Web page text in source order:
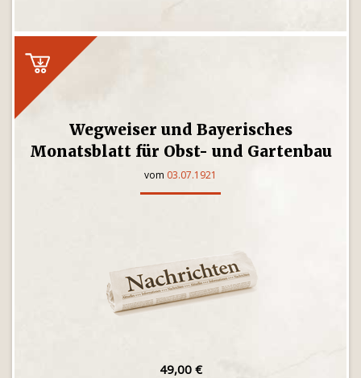
Wegweiser und Bayerisches
Monatsblatt für Obst- und Gartenbau
vom 03.07.1921
49,00 €